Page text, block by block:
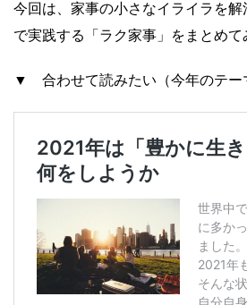
今回は、家事の小さなイライラを
で実践する「ラク家事」をまとめて
▼ 合わせて読みたい（今年のテー